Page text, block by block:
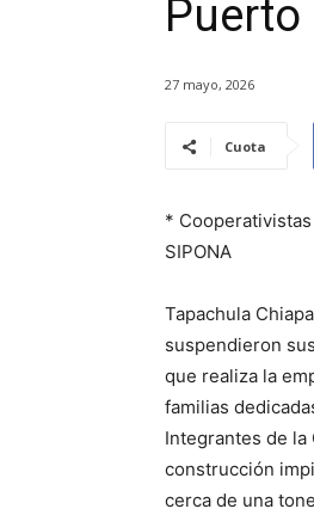
27 mayo, 2026
Cuota
*
SIPONA
Tapachula
suspendieron
que realiza la
familias
Integrantes de la
construcción
cerca de una